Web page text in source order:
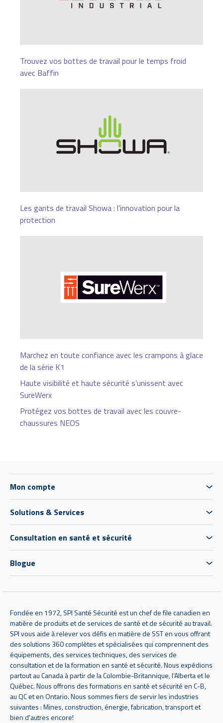
Trouvez vos bottes de travail pour le temps froid
avec Baffin
Les gants de travail Showa : l’innovation pour la
protection
Marchez en toute confiance avec les crampons à glace
de la série K1
Haute visibilité et haute sécurité s’unissent avec
SureWerx
Protégez vos bottes de travail avec les couvre-
chaussures NEOS
Mon compte
Solutions & Services
Consultation en santé et sécurité
Blogue
Fondée en 1972, SPI Santé Sécurité est un chef de file canadien en
matière de produits et de services de santé et de sécurité au travail.
SPI vous aide à relever vos défis en matière de SST en vous offrant
des solutions 360 complètes et spécialisées qui comprennent des
équipements, des services techniques, des services de
consultation et de la formation en santé et sécurité. Nous expédions
partout au Canada à partir de la Colombie-Britannique, l’Alberta et le
Québec. Nous offrons des formations en santé et sécurité en C-B,
au QC et en Ontario. Nous sommes fiers de servir les industries
suivantes : Mines, construction, énergie, fabrication, transport et
bien d'autres encore!